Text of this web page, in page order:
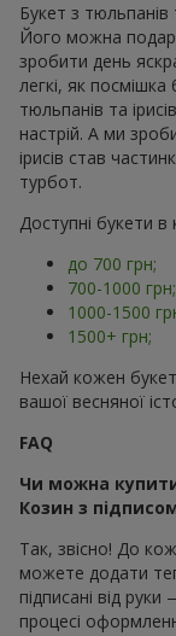
Букет з тюльпанів
Його можна
зробити день
легкі, як
тюльпанів та
настрій. А ми
ірисів став
турбот.
Доступні букети в
до 700 грн;
700-1000 грн;
1000-1500
1500+ грн;
Нехай кожен
вашої весняної
FAQ
Чи можна купити
Козин з
Так, звісно! До
можете додати
підписані від
процесі